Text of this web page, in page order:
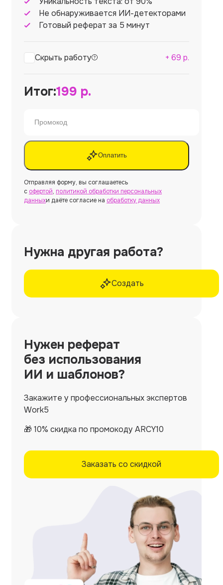
Не обнаруживается ИИ-детекторами
Готовый реферат за 5 минут
Скрыть работу + 69 р.
Итог:199 р.
Оплатить
Отправляя форму, вы соглашаетесь
с офертой, политикой обработки персональных
данныхи даёте согласие на обработку данных
Нужна другая работа?
Создать
Нужен реферат
без использования
ИИ и шаблонов?
Закажите у профессиональных экспертов
Work5
🎁 10% скидка по промокоду ARCY10
Заказать со скидкой